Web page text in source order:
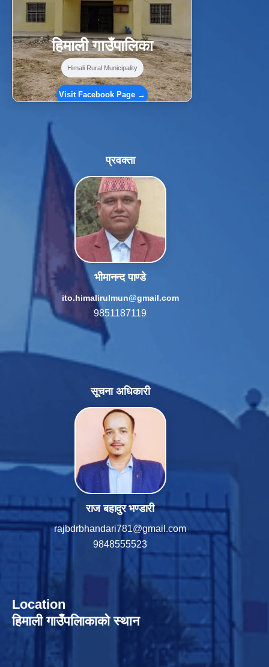
हिमाली गाउँपालिका
Himali Rural Municipality
Visit Facebook Page →
प्रवक्ता
भीमानन्द पाण्डे
ito.himalirulmun@gmail.com
9851187119
सूचना अधिकारी
राज बहादुर भण्डारी
rajbdrbhandari781@gmail.com
9848555523
Location
हिमाली गाउँपलािकाको स्थान